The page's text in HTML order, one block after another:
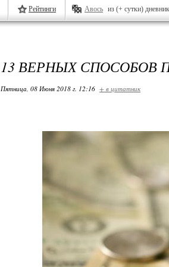
Рейтинги Авось из (+ сутки)
13 ВЕРНЫХ СПОСОБОВ
Пятница, 08 Июня 2018 г. 12:16 + в цитатник